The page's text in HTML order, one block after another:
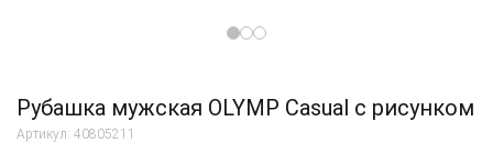
Рубашка мужская OLYMP Casual с рисунком
Артикул: 40805211